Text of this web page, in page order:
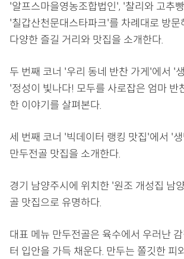
'알프스마을영농조합법인', '찰리와 고추
'칠갑산천문대스타파크'를 차례대로 방문
다양한 즐길 거리와 맛집을 소개한다.
두 번째 코너 '우리 동네 반찬 가게'에서 '
'정성이 빛나다! 모두를 사로잡은 엄마 반
한 이야기를 살펴본다.
세 번째 코너 '빅데이터 랭킹 맛집'에서 '
만두전골 맛집을 소개한다.
경기 남양주시에 위치한 '원조 개성집 남
골 맛집으로 유명하다.
대표 메뉴 만두전골은 육수에서 우러난
터 입안을 가득 채운다. 만두는 쫄깃한 피